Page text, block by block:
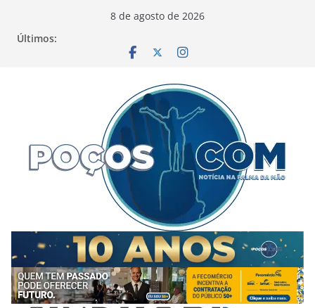
8 de agosto de 2026
Últimos: